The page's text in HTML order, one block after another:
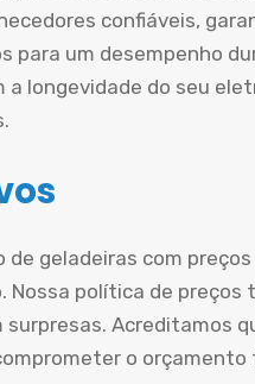
confiáveis,
para um desempenho
a longevidade do seu
geladeiras com
Nossa política de
Acreditamos
o orçamento